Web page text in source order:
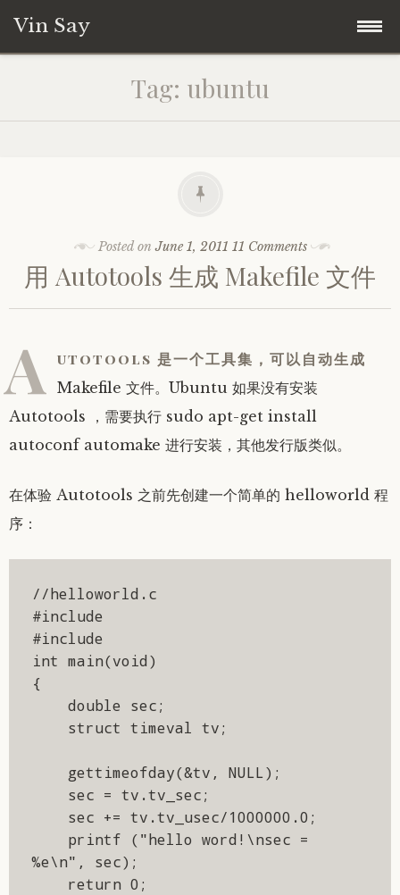
Vin Say
content
Tag: ubuntu
Posted onJune 1, 2011 11 Comments
用 Autotools 生成 Makefile 文件
A utotools 是一个工具集，可以自动生成
Makefile 文件。Ubuntu 如果没有安装
Autotools ，需要执行 sudo apt-get install
autoconf automake 进行安装，其他发行版类似。
在体验 Autotools 之前先创建一个简单的 helloworld 程
序：
//helloworld.c
#include
#include
int main(void)
{
%e\n", sec);